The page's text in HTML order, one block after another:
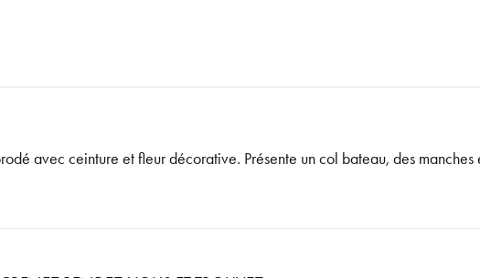
avec ceinture et fleur décorative. Présente un col bateau, des